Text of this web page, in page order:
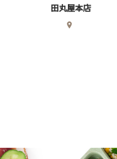
田丸屋本店